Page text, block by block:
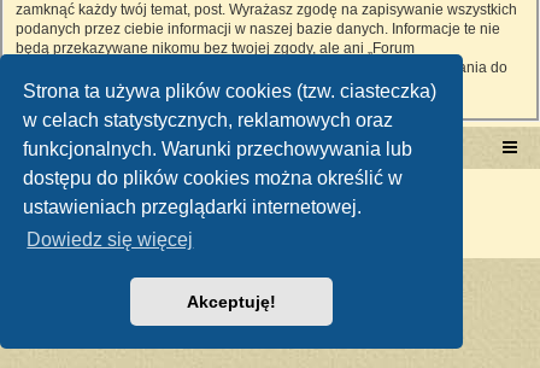
Strona ta używa plików cookies (tzw. ciasteczka)
w celach statystycznych, reklamowych oraz
funkcjonalnych. Warunki przechowywania lub
dostępu do plików cookies można określić w
ustawieniach przeglądarki internetowej.
Dowiedz się więcej
Akceptuję!
zamknąć każdy twój temat, post. Wyrażasz zgodę na zapisywanie wszystkich
podanych przez ciebie informacji w naszej bazie danych. Informacje te nie
będą przekazywane nikomu bez twojej zgody, ale ani „Forum
RetroTRAKTOR”, ani phpBB nie ponosi odpowiedzialności za włamania do
witryny, podczas których może dojść do kradzieży danych.
Portal RetroTRAKTOR.pl retrotraktor.pl/forum
Technologię dostarcza
Polski pakiet językowy dostarczaphpBB.pl
Zasady ochrony danych osobowych